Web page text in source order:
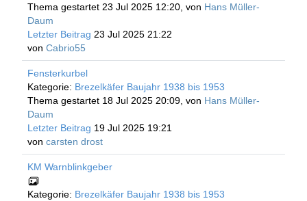
Thema gestartet 23 Jul 2025 12:20, von Hans Müller-
Daum
Letzter Beitrag 23 Jul 2025 21:22
von Cabrio55
Fensterkurbel
Kategorie: Brezelkäfer Baujahr 1938 bis 1953
Thema gestartet 18 Jul 2025 20:09, von Hans Müller-
Daum
Letzter Beitrag 19 Jul 2025 19:21
von carsten drost
KM Warnblinkgeber
Kategorie: Brezelkäfer Baujahr 1938 bis 1953